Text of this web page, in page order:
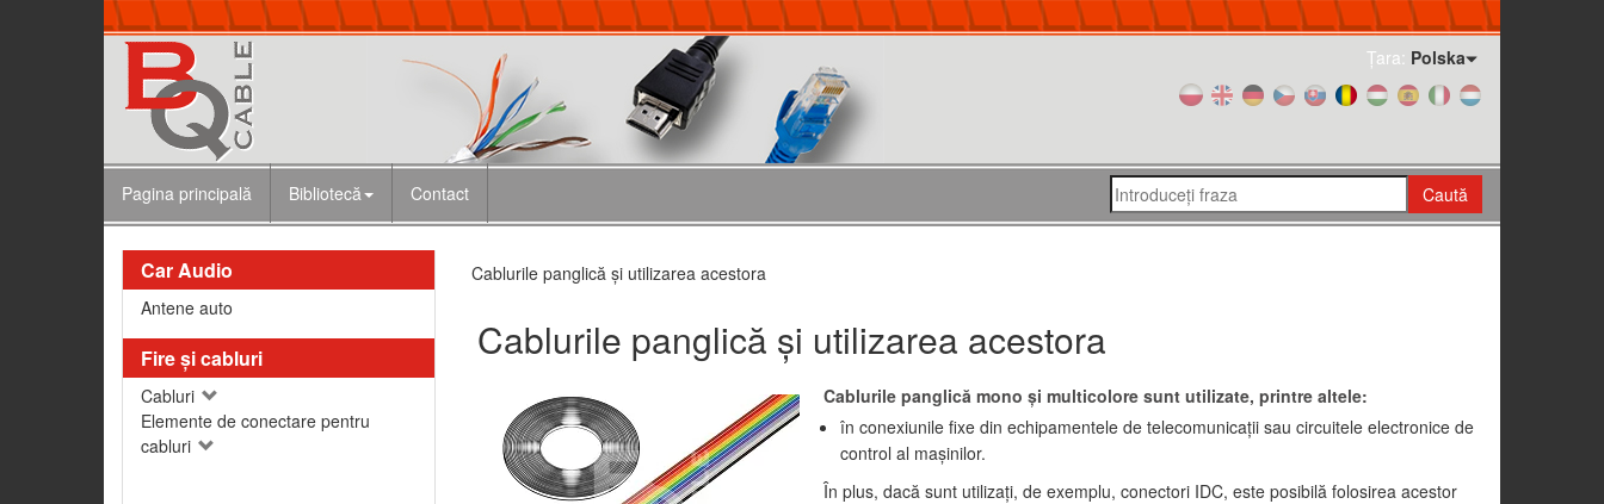
Țara: Polska
Pagina principală Bibliotecă Contact Caută
Car Audio
Antene auto
Fire şi cabluri
Cabluri
Elemente de conectare pentru
cabluri
Cablurile panglică şi utilizarea acestora
Cablurile panglică şi utilizarea acestora
Cablurile panglică mono şi multicolore sunt utilizate, printre altele:
în conexiunile fixe din echipamentele de telecomunicaţii sau circuitele electronice de
control al maşinilor.
În plus, dacă sunt utilizaţi, de exemplu, conectori IDC, este posibilă folosirea acestor